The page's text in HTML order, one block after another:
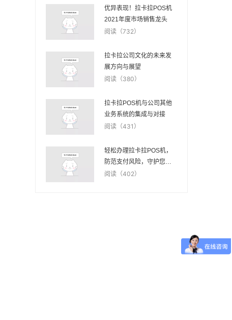
优异表现！拉卡拉POS机
2021年度市场销售龙头
阅读（732）
拉卡拉公司文化的未来发
展方向与展望
阅读（380）
拉卡拉POS机与公司其他
业务系统的集成与对接
阅读（431）
轻松办理拉卡拉POS机，
防范支付风险，守护您的
财富
阅读（402）